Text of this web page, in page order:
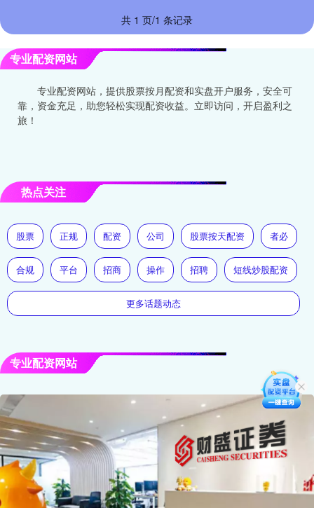
共 1 页/1 条记录
专业配资网站
专业配资网站，提供股票按月配资和实盘开户服务，安全可
靠，资金充足，助您轻松实现配资收益。立即访问，开启盈利之
旅！
热点关注
股票 正规 配资 公司 股票按天配资 者必
合规 平台 招商 操作 招聘 短线炒股配资
更多话题动态
专业配资网站